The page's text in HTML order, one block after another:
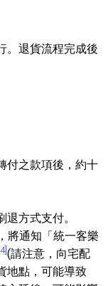
。退貨流程完成後
付之款項後，約十
方式支付。
將通知「統一客樂
[4](請注意，向宅配
地點，可能導致